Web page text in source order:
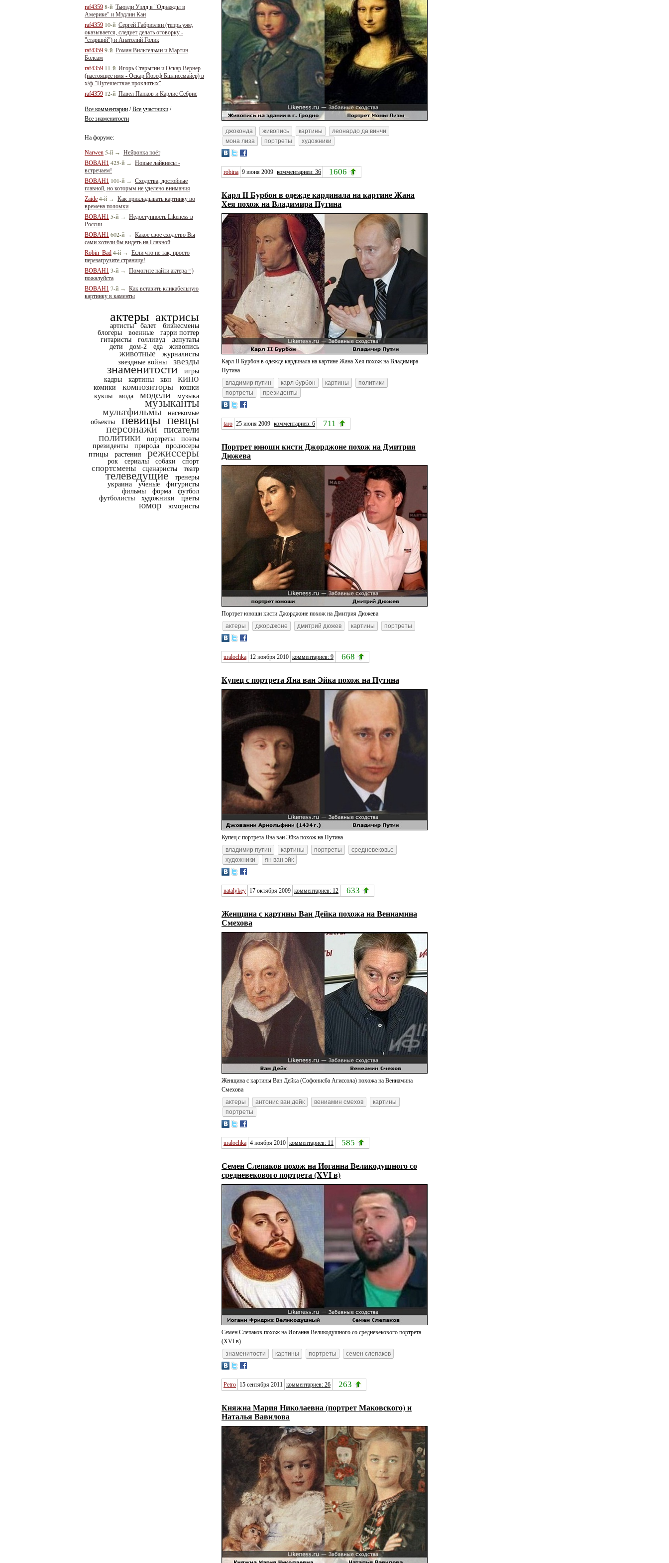
raf4359 8-й Тьюзди Уэлд в "Однажды в
Америке" и Мэдлин Кан
raf4359 10-й Сергей Габриэлян (тепрь уже,
оказывается, следует делать оговорку -
"старший") и Анатолий Голик
raf4359 9-й Роман Вильгельми и Мартин
Болсам
raf4359 11-й Игорь Старыгин и Оскар Вернер
(настоящее имя - Оскар Йозеф Бшлиссмайер) в
х/ф "Путешествие проклятых"
raf4359 12-й Павел Панков и Карлис Себрис
Все комментарии /Все участники /
Все знаменитости
На форуме:
Narwen 5-й → Нейронка поёт
BOBAH1 425-й → Новые лайкнесы -
встречаем!
BOBAH1 101-й → Сходства, достойные
главной, но которым не уделено внимания
Zaide 4-й → Как прикладывать картинку во
времена поломки
BOBAH1 5-й → Недоступность Likeness в
России
BOBAH1 602-й → Какое свое сходство Вы
сами хотели бы видеть на Главной
Robin_Bad 4-й → Если что не так, просто
перезагрузите страницу!
BOBAH1 3-й → Помогите найти актера =)
пожалуйста
BOBAH1 7-й → Как вставить кликабельную
картинку в каменты
актеры актрисы
артисты балет
бизнесмены
блогеры
военные
гарри поттер
гитаристы
голливуд
депутаты
дети
дом-2 еда живопись
животные
журналисты
звездные войны
звезды
знаменитости
игры
кадры
картины квн кино
комики композиторы
кошки
куклы
мода модели музыка
музыканты
мультфильмы
насекомые
объекты
певицы певцы
персонажи писатели
политики портреты
поэты
президенты
природа
продюсеры
птицы
растения режиссеры
рок сериалы собаки спорт
спортсмены сценаристы театр
телеведущие
тренеры
украина
ученые
фигуристы
фильмы
форма
футбол
футболисты
художники цветы
юмор юмористы
джоконда живопись картины
леонардо да винчи
мона лиза
портреты художники
robina 9 июня 2009 комментариев: 36 1606
Карл II Бурбон в одежде кардинала на картине Жана
Хея похож на Владимира Путина
Карл II Бурбон в одежде кардинала на картине Жана Хея похож на Владимира
Путина
владимир путин
карл бурбон картины
политики
портреты
президенты
taro 25 июня 2009 комментариев: 6 711
Портрет юноши кисти Джорджоне похож на Дмитрия
Дюжева
Портрет юноши кисти Джорджоне похож на Дмитрия Дюжева
актеры
джорджоне дмитрий дюжев картины портреты
uralochka 12 ноября 2010 комментариев: 9 668
Купец с портрета Яна ван Эйка похож на Путина
Купец с портрета Яна ван Эйка похож на Путина
владимир путин
картины портреты
средневековье
художники
ян ван эйк
natalykey 17 октября 2009 комментариев: 12 633
Женщина с картины Ван Дейка похожа на Вениамина
Смехова
Женщина с картины Ван Дейка (Софонисба Агиссола) похожа на Вениамина
Смехова
актеры
антонис ван дейк вениамин смехов
картины
портреты
uralochka 4 ноября 2010 комментариев: 11 585
Семен Слепаков похож на Иоганна Великодушного со
средневекового портрета (XVI в)
Семен Слепаков похож на Иоганна Великодушного со средневекового портрета
(XVI в)
знаменитости
картины портреты семен слепаков
Petro 15 сентября 2011 комментариев: 26 263
Княжна Мария Николаевна (портрет Маковского) и
Наталья Вавилова